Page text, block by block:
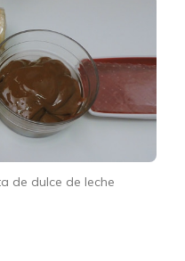
de dulce de leche